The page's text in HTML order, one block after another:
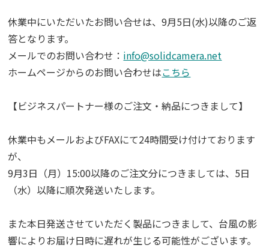
休業中にいただいたお問い合せは、9月5日(水)以降のご返
答となります。
メールでのお問い合わせ： info@solidcamera.net
ホームページからのお問い合わせはこちら
【ビジネスパートナー様のご注文・納品につきまして】
休業中もメールおよびFAXにて24時間受け付けております
が、
9月3日（月）15:00以降のご注文分につきましては、5日
（水）以降に順次発送いたします。
また本日発送させていただく製品につきまして、台風の影
響によりお届け日時に遅れが生じる可能性がございます。